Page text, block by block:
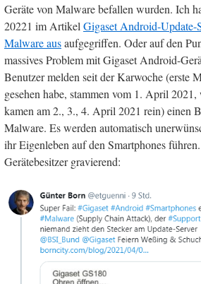
Geräte von Malware befallen wurden. Ich
20221 im Artikel Gigaset Android-Update-
Malware ausaufgegriffen. Oder auf den
massives Problem mit Gigaset Android-
Benutzer melden seit der Karwoche (erste
gesehen habe, stammen vom 1. April
kamen am 2., 3., 4. April 2021 rein) einen
Malware. Es werden automatisch
ihr Eigenleben auf den Smartphones
Gerätebesitzer gravierend: